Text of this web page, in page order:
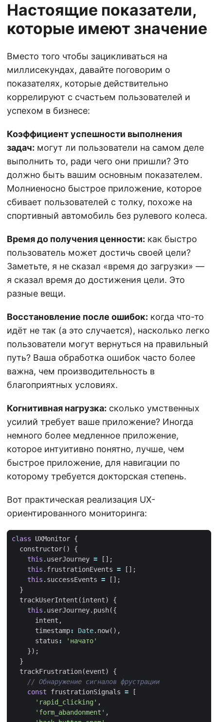
Настоящие показатели,
которые имеют значение
Вместо того чтобы зацикливаться на
миллисекундах, давайте поговорим о
показателях, которые действительно
коррелируют с счастьем пользователей и
успехом в бизнесе:
Коэффициент успешности выполнения
задач: могут ли пользователи на самом деле
выполнить то, ради чего они пришли? Это
должно быть вашим основным показателем.
Молниеносно быстрое приложение, которое
сбивает пользователей с толку, похоже на
спортивный автомобиль без рулевого колеса.
Время до получения ценности: как быстро
пользователь может достичь своей цели?
Заметьте, я не сказал «время до загрузки» —
я сказал время до достижения цели. Это
разные вещи.
Восстановление после ошибок: когда что-то
идёт не так (а это случается), насколько легко
пользователи могут вернуться на правильный
путь? Ваша обработка ошибок часто более
важна, чем производительность в
благоприятных условиях.
Когнитивная нагрузка: сколько умственных
усилий требует ваше приложение? Иногда
немного более медленное приложение,
которое интуитивно понятно, лучше, чем
быстрое приложение, для навигации по
которому требуется докторская степень.
Вот практическая реализация UX-
ориентированного мониторинга:
class UXMonitor {
constructor()
{
this . userJourney =
[];
this . frustrationEvents =
[];
this . successEvents =
[];
}
trackUserIntent (intent)
{
this . userJourney. push({
intent ,
timestamp: Date. now(),
status :
'начато'
});
}
trackFrustration(event)
{
const
frustrationSignals =
[
'rapid_clicking' ,
'form_abandonment' ,